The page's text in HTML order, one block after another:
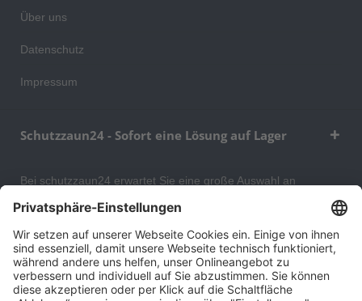
Über uns
Datenschutz
Impressum
Schutzzaun24 - Sofort eine Lösung auf Lager
Bei schutzzaun24 erwartet Sie eine große Auswahl an
Schutzgittern, Schutzeinrichtungen, Absturzsicherungen und
auch Ihr Wohngebäude optimal organisieren und sichern
können. An unserem Versandlager bevorraten wir ein großes
Sortiment von Lagerartikeln, welche innerhalb von 48 Stunden